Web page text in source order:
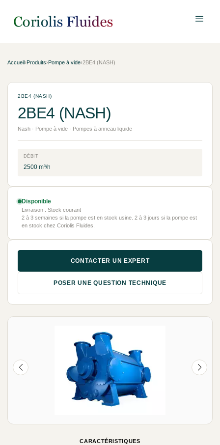
Accueil›Produits›Pompe à vide›2BE4 (NASH)
CARACTÉRISTIQUES
2BE4 (NASH)
2BE4 (NASH)
Nash · Pompe à vide · Pompes à anneau liquide
DÉBIT
2500 m³/h
Disponible
Livraison : Stock courant
2 à 3 semaines si la pompe est en stock usine. 2 à 3 jours si la pompe est
en stock chez Coriolis Fluides.
CONTACTER UN EXPERT
POSER UNE QUESTION TECHNIQUE